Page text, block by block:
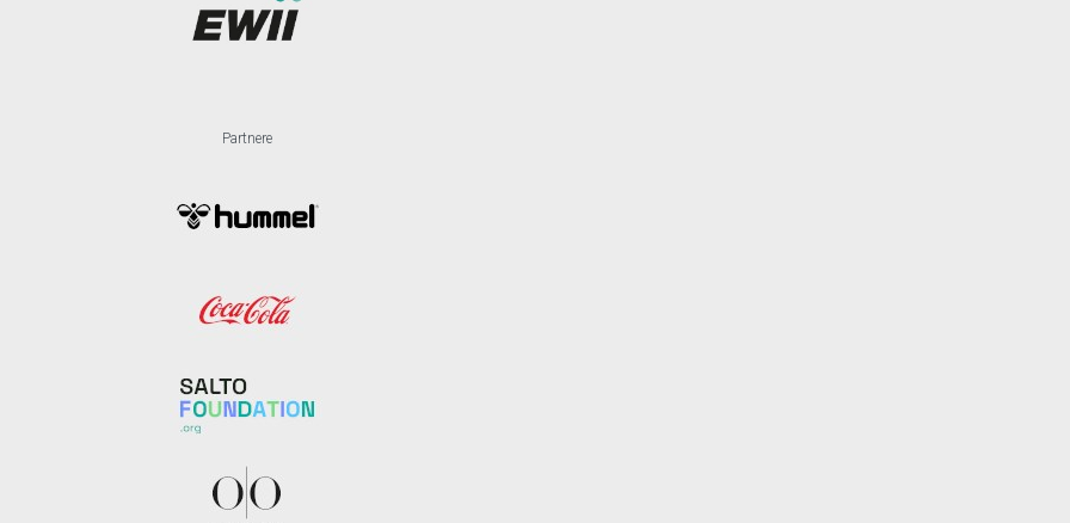
Partnere